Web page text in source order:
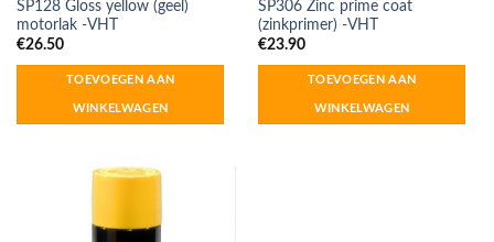
SP128 Gloss yellow (geel)
motorlak -VHT
€26.50
TOEVOEGEN AAN
WINKELWAGEN
SP306 Zinc prime coat
(zinkprimer) -VHT
€23.90
TOEVOEGEN AAN
WINKELWAGEN